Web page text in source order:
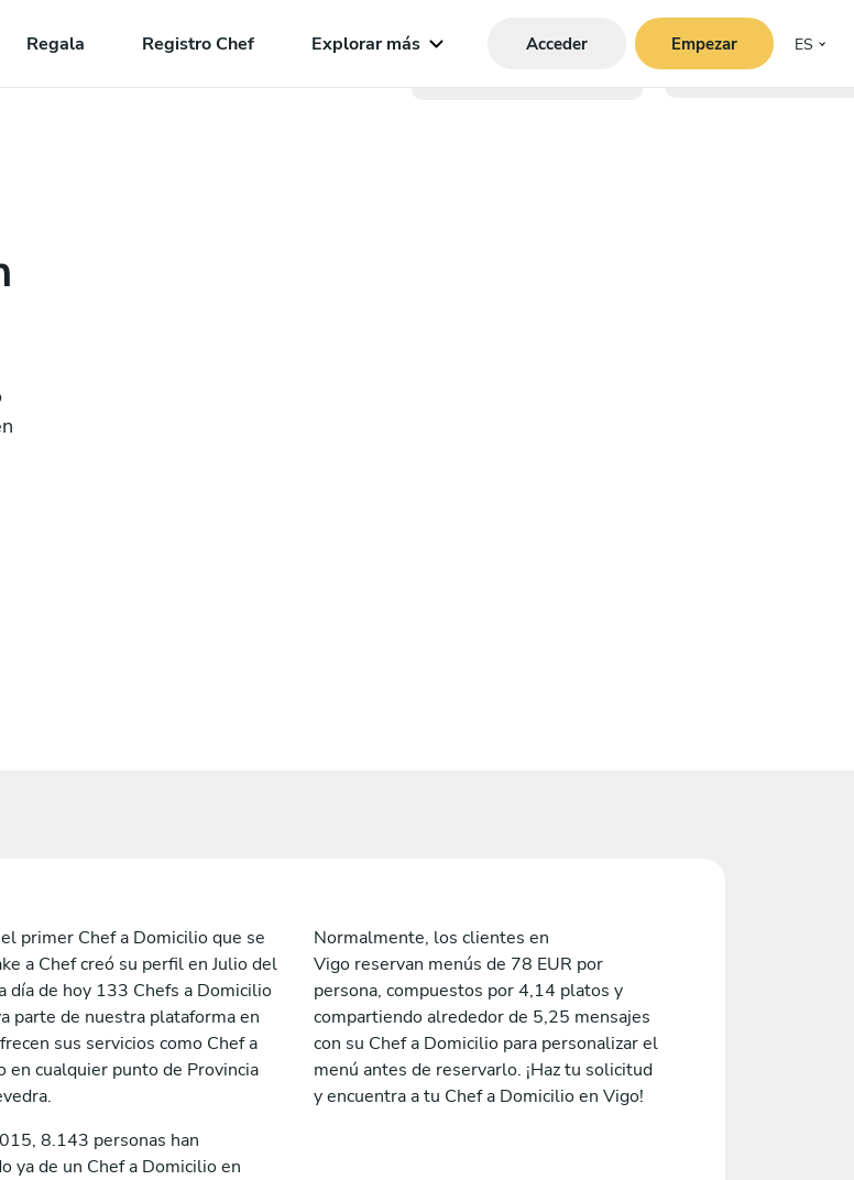
Regala Registro Chef Explorar más Acceder Empezar ES
primer Chef a Domicilio que se
a Chef creó su perfil en Julio del
día de hoy 133 Chefs a Domicilio
parte de nuestra plataforma en
sus servicios como Chef a
en cualquier punto de Provincia
8.143 personas han
ya de un Chef a Domicilio en
Normalmente, los clientes en
Vigo reservan menús de 78 EUR por
persona, compuestos por 4,14 platos y
compartiendo alrededor de 5,25 mensajes
con su Chef a Domicilio para personalizar el
menú antes de reservarlo. ¡Haz tu solicitud
y encuentra a tu Chef a Domicilio en Vigo!